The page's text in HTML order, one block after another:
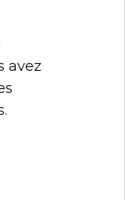
avez